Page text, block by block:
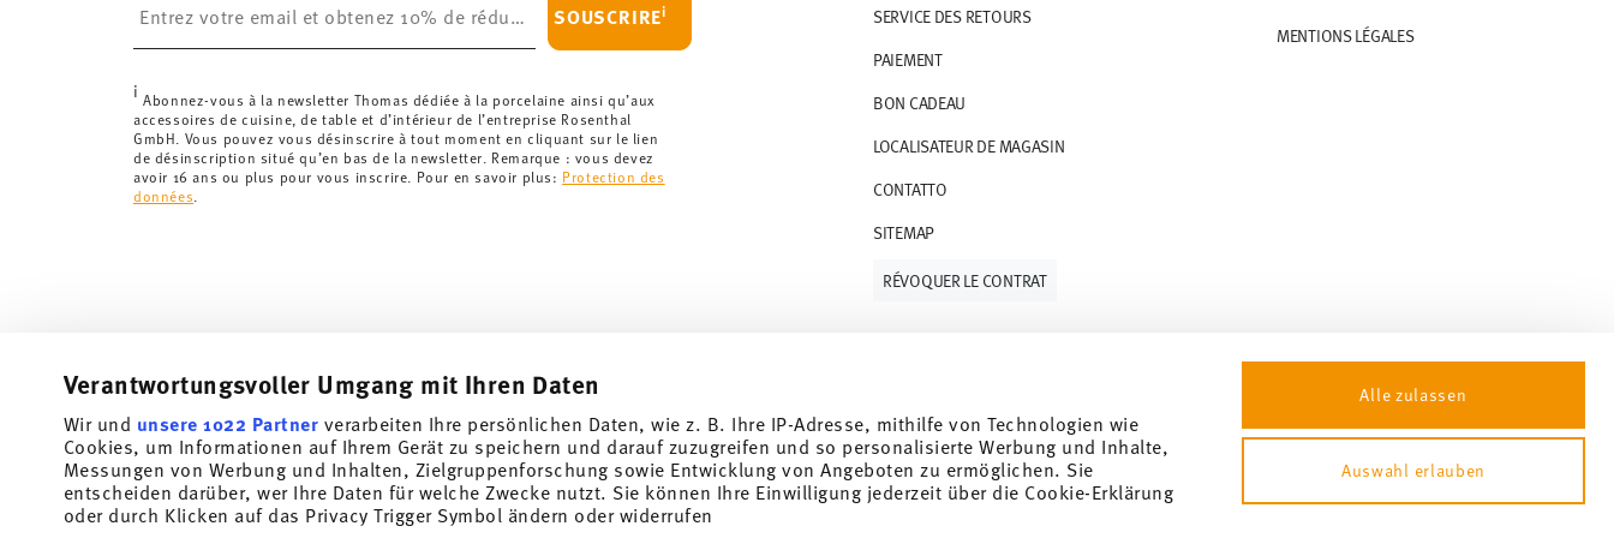
Verantwortungsvoller Umgang mit Ihren Daten
Wir und unsere 1022 Partner verarbeiten Ihre persönlichen Daten, wie z. B. Ihre IP-Adresse, mithilfe von Technologien wie
Cookies, um Informationen auf Ihrem Gerät zu speichern und darauf zuzugreifen und so personalisierte Werbung und Inhalte,
Messungen von Werbung und Inhalten, Zielgruppenforschung sowie Entwicklung von Angeboten zu ermöglichen. Sie
entscheiden darüber, wer Ihre Daten für welche Zwecke nutzt. Sie können Ihre Einwilligung jederzeit über die Cookie-Erklärung
oder durch Klicken auf das Privacy Trigger Symbol ändern oder widerrufen
Alle zulassen
Auswahl erlauben
Suisse :Les livraisons en Suisse sont gratuites à partir de 69,90 CHF. Pour toute commande
inférieure à 69,90 CHF, les frais de livraison s'élèvent à 36,90 CHF.
Délai de livraison en France :5-7 jours ouvrables pour les articles en stock. Vous pouvez consulter
les délais de livraison vers d'autres paysici .
Retours :Pour les retours, veuillez utiliser notreservice de retour.
SOUSCRIREi
i Abonnez-vous à la newsletter Thomas dédiée à la porcelaine ainsi qu’aux
accessoires de cuisine, de table et d’intérieur de l’entreprise Rosenthal
GmbH. Vous pouvez vous désinscrire à tout moment en cliquant sur le lien
de désinscription situé qu’en bas de la newsletter. Remarque : vous devez
avoir 16 ans ou plus pour vous inscrire. Pour en savoir plus: Protection des
données
SERVICE DES RETOURS
PAIEMENT
BON CADEAU
LOCALISATEUR DE MAGASIN
CONTATTO
SITEMAP
MENTIONS LÉGALES
RÉVOQUER LE CONTRAT
Abonnez-vous à notre newsletter et recevez une réduction de 10%!
Tiens-toi au courant des nouveautés, des tendances et des
offres spéciales.